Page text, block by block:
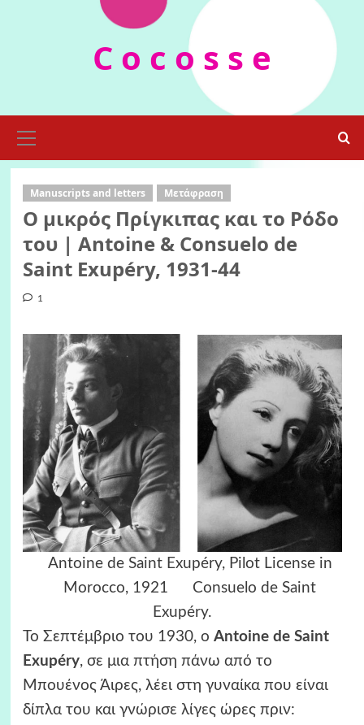
C o c o s s e
Menu
Manuscripts and letters Μετάφραση
Ο μικρός Πρίγκιπας και το Ρόδο
του | Antoine & Consuelo de
Saint Exupéry, 1931-44
1
Antoine de Saint Exupéry, Pilot License in
Morocco, 1921 Consuelo de Saint
Exupéry.
Το Σεπτέμβριο του 1930, ο Antoine de Saint
Exupéry, σε μια πτήση πάνω από το
Μπουένος Άιρες, λέει στη γυναίκα που είναι
δίπλα του και γνώρισε λίγες ώρες πριν: